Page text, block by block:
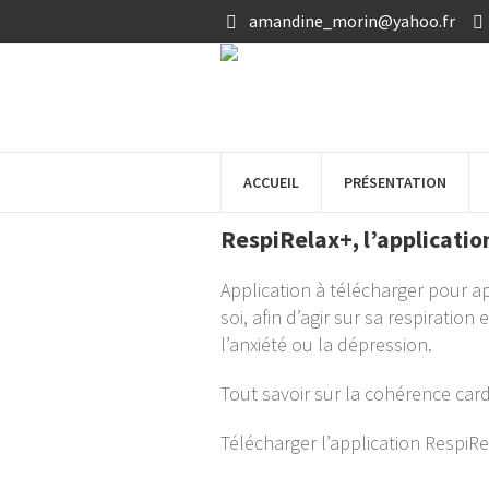
amandine_morin@yahoo.fr
ACCUEIL PRÉSENTATION
RespiRelax+,
Application à télécharger pour
soi, afin d’agir sur sa
l’anxiété ou la dépression.
Tout savoir sur la cohérence
Télécharger l’application